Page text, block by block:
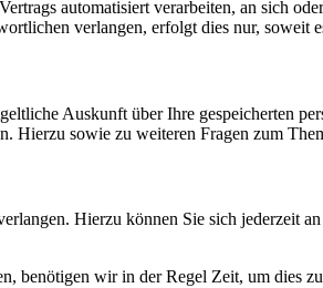
automatisiert verarbeiten, an sich
verlangen, erfolgt dies nur, soweit
Auskunft über Ihre gespeicherten
sowie zu weiteren Fragen zum
Hierzu können Sie sich jederzeit
benötigen wir in der Regel Zeit, um dies